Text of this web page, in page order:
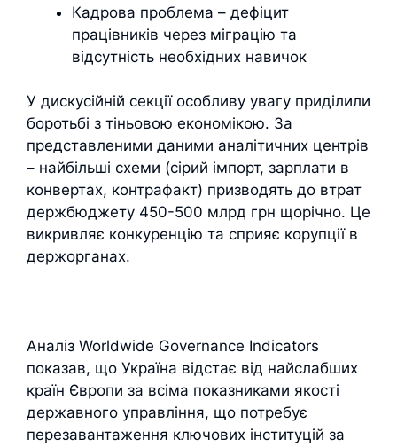
Кадрова проблема – дефіцит
працівників через міграцію та
відсутність необхідних навичок
У дискусійній секції особливу увагу приділили
боротьбі з тіньовою економікою. За
представленими даними аналітичних центрів
– найбільші схеми (сірий імпорт, зарплати в
конвертах, контрафакт) призводять до втрат
держбюджету 450-500 млрд грн щорічно. Це
викривляє конкуренцію та сприяє корупції в
держорганах.
Аналіз Worldwide Governance Indicators
показав, що Україна відстає від найслабших
країн Європи за всіма показниками якості
державного управління, що потребує
перезавантаження ключових інституцій за